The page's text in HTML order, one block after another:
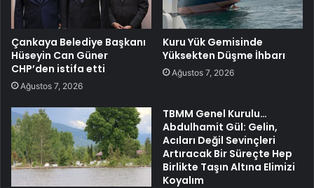
Çankaya Belediye Başkanı
Hüseyin Can Güner
CHP’den istifa etti
Ağustos 7, 2026
Kuru Yük Gemisinde
Yüksekten Düşme İhbarı
Ağustos 7, 2026
TBMM Genel Kurulu…
Abdulhamit Gül: Gelin,
Acıları Değil Sevinçleri
Artıracak Bir Süreçte Hep
Birlikte Taşın Altına Elimizi
Koyalım